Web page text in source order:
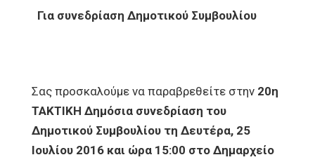
Για συνεδρίαση Δημοτικού Συμβουλίου
Σας προσκαλούμε να παραβρεθείτε στην 20η
ΤΑΚΤΙΚΗ Δημόσια συνεδρίαση του
Δημοτικού Συμβουλίου τη Δευτέρα, 25
Ιουλίου 2016 και ώρα 15:00 στο Δημαρχείο